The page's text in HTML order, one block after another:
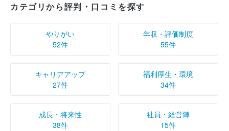
カテゴリから評判・口コミを探す
やりがい
52件
年収・評価制度
55件
キャリアアップ
27件
福利厚生・環境
34件
成長・将来性
38件
社員・経営陣
15件